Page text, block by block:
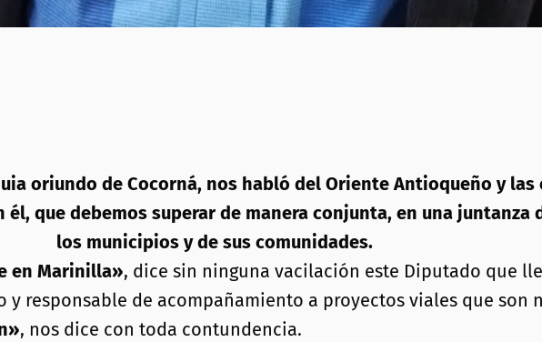
oriundo de Cocorná, nos habló del Oriente Antioqueño y
que debemos superar de manera conjunta, en una
los municipios y de sus comunidades.
en Marinilla», dice sin ninguna vacilación este Diputado que
responsable de acompañamiento a proyectos viales que son
, nos dice con toda contundencia.